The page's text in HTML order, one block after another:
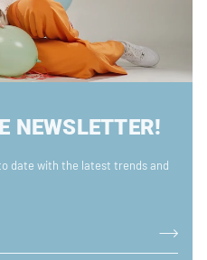
NEWSLETTER!
date with the latest trends and